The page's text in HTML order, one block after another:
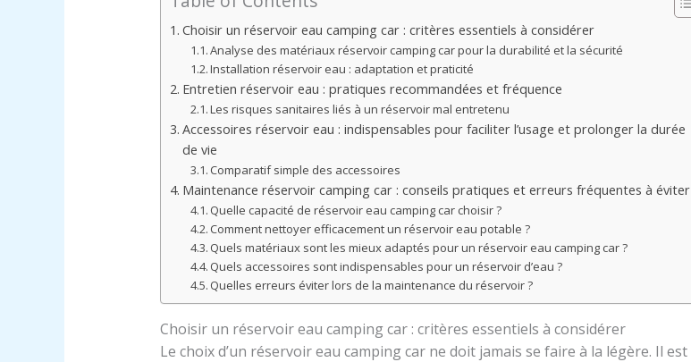
Choisir un réservoir eau camping car : critères essentiels à considérer
Analyse des matériaux réservoir camping car pour la durabilité et la sécurité
Installation réservoir eau : adaptation et praticité
Entretien réservoir eau : pratiques recommandées et fréquence
Les risques sanitaires liés à un réservoir mal entretenu
Accessoires réservoir eau : indispensables pour faciliter l’usage et prolonger la durée
de vie
Comparatif simple des accessoires
Maintenance réservoir camping car : conseils pratiques et erreurs fréquentes à éviter
Quelle capacité de réservoir eau camping car choisir ?
Comment nettoyer efficacement un réservoir eau potable ?
Quels matériaux sont les mieux adaptés pour un réservoir eau camping car ?
Quels accessoires sont indispensables pour un réservoir d’eau ?
Quelles erreurs éviter lors de la maintenance du réservoir ?
Choisir un réservoir eau camping car : critères essentiels à considérer
Le choix d’un réservoir eau camping car ne doit jamais se faire à la légère. Il est